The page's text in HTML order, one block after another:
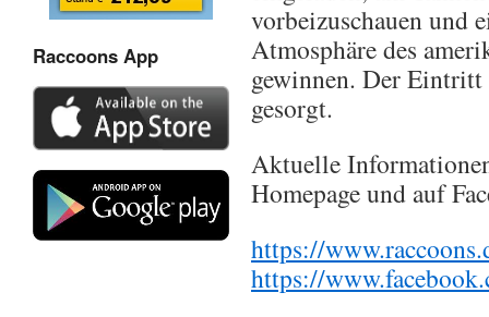
vorbeizuschauen und
Atmosphäre des
gewinnen. Der
gesorgt.
Aktuelle
Homepage und auf
https://
https://
Raccoons App